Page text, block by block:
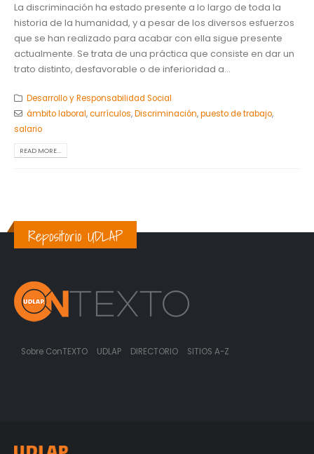
La discriminación ha estado presente a lo largo de toda la
historia de la humanidad, y a pesar de los diversos esfuerzos
que se han realizado para acabar con ella sigue presente
actualmente. Se trata de una práctica que consiste en dar un
trato distinto, desfavorable o de inferioridad a...
Desarrollo y Responsabilidad Social
ámbito laboral,currículos,Discriminación,puesto de trabajo,
salario
READ MORE...
Repositorio UDLAP
Sobre ConTEXTO UDLAP DIRECTORIO SITIOS A-Z